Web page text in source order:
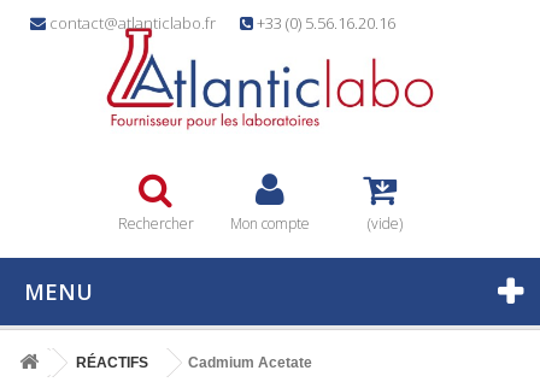
contact@atlanticlabo.fr +33 (0) 5.56.16.20.16
Rechercher Mon compte (vide)
MENU
RÉACTIFS Cadmium Acetate